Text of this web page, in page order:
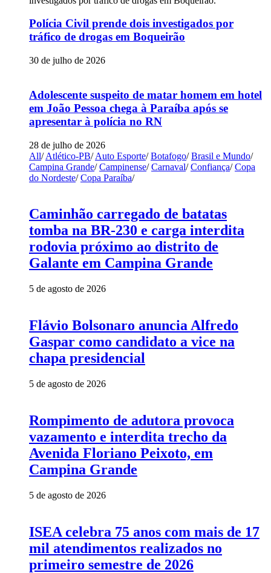
Polícia Civil prende dois investigados por
tráfico de drogas em Boqueirão
30 de julho de 2026
Adolescente suspeito de matar homem em hotel
em João Pessoa chega à Paraíba após se
apresentar à polícia no RN
28 de julho de 2026
All/ Atlético-PB/ Auto Esporte/ Botafogo/ Brasil e Mundo/
Campina Grande/ Campinense/ Carnaval/ Confiança/ Copa
do Nordeste/ Copa Paraíba/
Caminhão carregado de batatas
tomba na BR-230 e carga interdita
rodovia próximo ao distrito de
Galante em Campina Grande
5 de agosto de 2026
Flávio Bolsonaro anuncia Alfredo
Gaspar como candidato a vice na
chapa presidencial
5 de agosto de 2026
Rompimento de adutora provoca
vazamento e interdita trecho da
Avenida Floriano Peixoto, em
Campina Grande
5 de agosto de 2026
ISEA celebra 75 anos com mais de 17
mil atendimentos realizados no
primeiro semestre de 2026